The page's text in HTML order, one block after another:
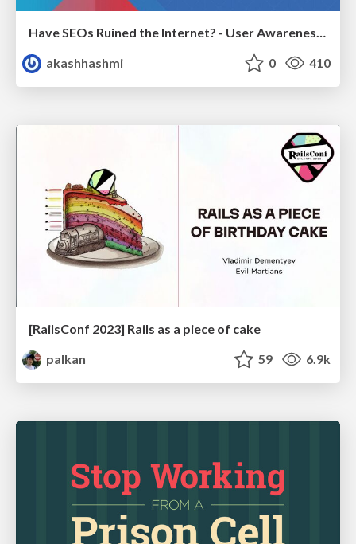
Have SEOs Ruined the Internet? - User Awareness of SEO in 2025
akashhashmi
0 410
[RailsConf 2023] Rails as a piece of cake
palkan
59 6.9k